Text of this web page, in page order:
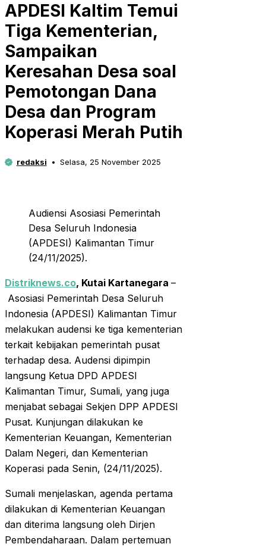
APDESI Kaltim Temui
Tiga Kementerian,
Sampaikan
Keresahan Desa soal
Pemotongan Dana
Desa dan Program
Koperasi Merah Putih
redaksi Selasa, 25 November 2025
Audiensi Asosiasi Pemerintah
Desa Seluruh Indonesia
(APDESI) Kalimantan Timur
(24/11/2025).
Distriknews.co, Kutai Kartanegara –
Asosiasi Pemerintah Desa Seluruh
Indonesia (APDESI) Kalimantan Timur
melakukan audensi ke tiga kementerian
terkait kebijakan pemerintah pusat
terhadap desa. Audensi dipimpin
langsung Ketua DPD APDESI
Kalimantan Timur, Sumali, yang juga
menjabat sebagai Sekjen DPP APDESI
Pusat. Kunjungan dilakukan ke
Kementerian Keuangan, Kementerian
Dalam Negeri, dan Kementerian
Koperasi pada Senin, (24/11/2025).
Sumali menjelaskan, agenda pertama
dilakukan di Kementerian Keuangan
dan diterima langsung oleh Dirjen
Pembendaharaan. Dalam pertemuan